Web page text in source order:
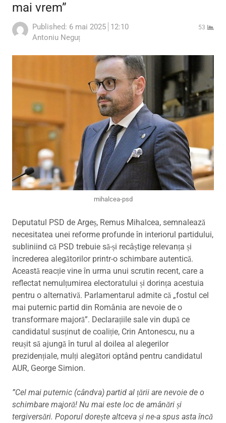
mai vrem”
Published: 6 mai 2025 12:10
Author
Antoniu Neguț
53
mihalcea-psd
Deputatul PSD de Argeș, Remus Mihalcea, semnalează
necesitatea unei reforme profunde în interiorul partidului,
subliniind că PSD trebuie să-și recâștige relevanța și
încrederea alegătorilor printr-o schimbare autentică.
Această reacție vine în urma unui scrutin recent, care a
reflectat nemulțumirea electoratului și dorința acestuia
pentru o alternativă. Parlamentarul admite că „fostul cel
mai puternic partid din România are nevoie de o
transformare majoră”. Declarațiile sale vin după ce
candidatul susținut de coaliție, Crin Antonescu, nu a
reușit să ajungă în turul al doilea al alegerilor
prezidențiale, mulți alegători optând pentru candidatul
AUR, George Simion.
”Cel mai puternic (cândva) partid al țării are nevoie de o
schimbare majoră! Nu mai este loc de amânări și
tergiversări. Poporul dorește altceva și ne-a spus asta încă